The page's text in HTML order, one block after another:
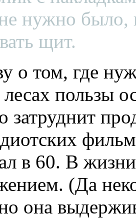
нужно было,
щит.
о том, где
пользы
затруднит
в 60. В
(Да
она